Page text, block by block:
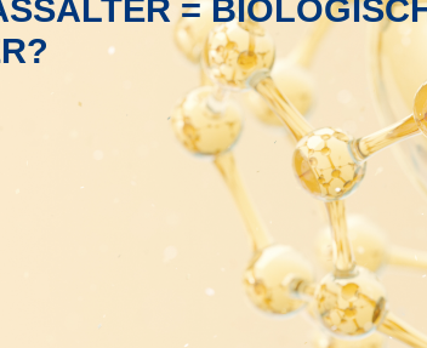
=